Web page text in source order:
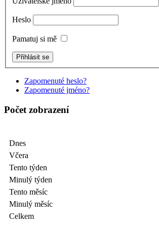
Heslo
Pamatuj si mě
Zapomenuté heslo?
Zapomenuté jméno?
Počet zobrazení
Dnes
Včera
Tento týden
Minulý týden
Tento měsíc
Minulý měsíc
Celkem